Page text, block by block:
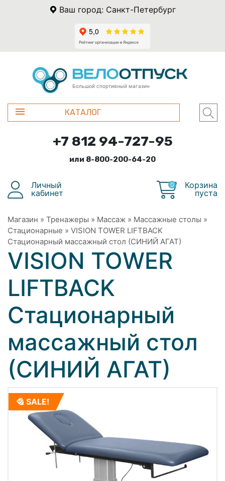
Ваш город: Санкт-Петербург
Большой спортивный магазин
КАТАЛОГ
+7 812 94-727-95
или 8-800-200-64-20
Личный
кабинет
0
Корзина
пуста
Магазин » Тренажеры » Массаж » Массажные столы »
Стационарные » VISION TOWER LIFTBACK
Стационарный массажный стол (СИНИЙ АГАТ)
VISION TOWER
LIFTBACK
Стационарный
массажный стол
(СИНИЙ АГАТ)
SALE!